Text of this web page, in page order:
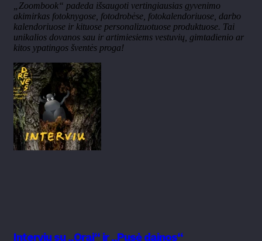
„Zoombook“ padeda išsaugoti vertingiausias gyvenimo
akimirkas fotoknygose, fotodrobėse, fotokalendoriuose, darbo
kalendoriuose ir kituose personalizuotuose produktuose. Tai
unikalios dovanos sau ir artimiesiems vestuvių, gimtadienio ar
kitos ypatingos šventės proga!
Interviu su „Orai“ ir „Pusė dainos“